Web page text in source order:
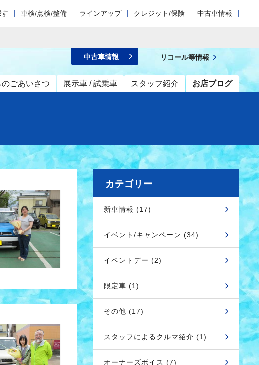
車検/点検/整備 ラインアップ クレジット/保険 中古車情報
ごあいさつ 展示車 / 試乗車 スタッフ紹介 お店ブログ
中古車情報 リコール等情報
カテゴリー
新車情報 (17)
イベント/キャンペーン (34)
イベントデー (2)
限定車 (1)
その他 (17)
スタッフによるクルマ紹介 (1)
オーナーズボイス (7)